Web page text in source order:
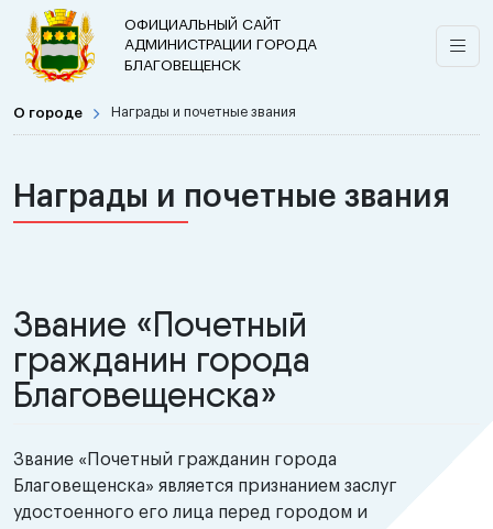
ОФИЦИАЛЬНЫЙ САЙТ
АДМИНИСТРАЦИИ ГОРОДА
БЛАГОВЕЩЕНСК
О городе Награды и почетные звания
Награды и почетные звания
Звание «Почетный
гражданин города
Благовещенска»
Звание «Почетный гражданин города
Благовещенска» является признанием заслуг
удостоенного его лица перед городом и